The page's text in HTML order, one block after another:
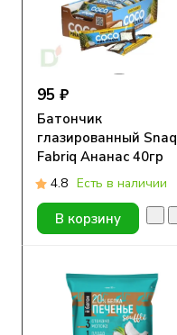
95 ₽
Батончик
глазированный Snaq
Fabriq Ананас 40гр
4.8 Есть в наличии
В корзину